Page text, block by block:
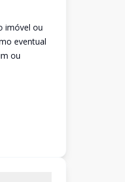
imóvel ou
eventual
ou